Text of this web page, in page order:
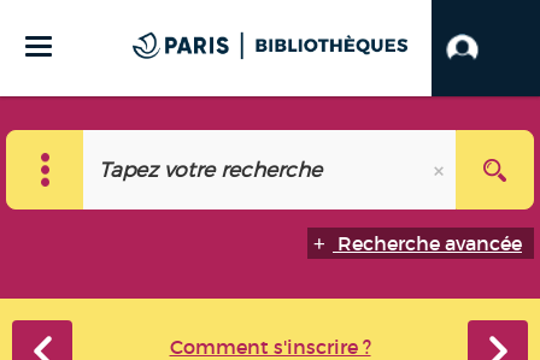
Recherche avancée
Comment s'inscrire ?